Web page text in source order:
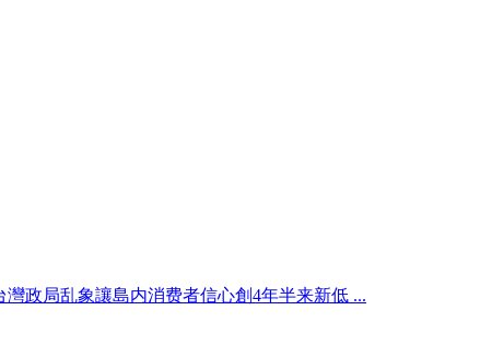
灣政局乱象讓島内消费者信心創4年半来新低 ...